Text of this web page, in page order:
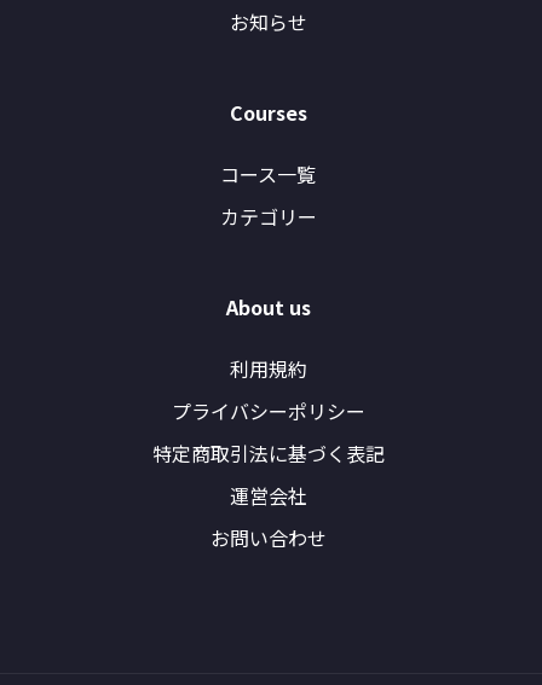
お知らせ
Courses
コース一覧
カテゴリー
About us
利用規約
プライバシーポリシー
特定商取引法に基づく表記
運営会社
お問い合わせ